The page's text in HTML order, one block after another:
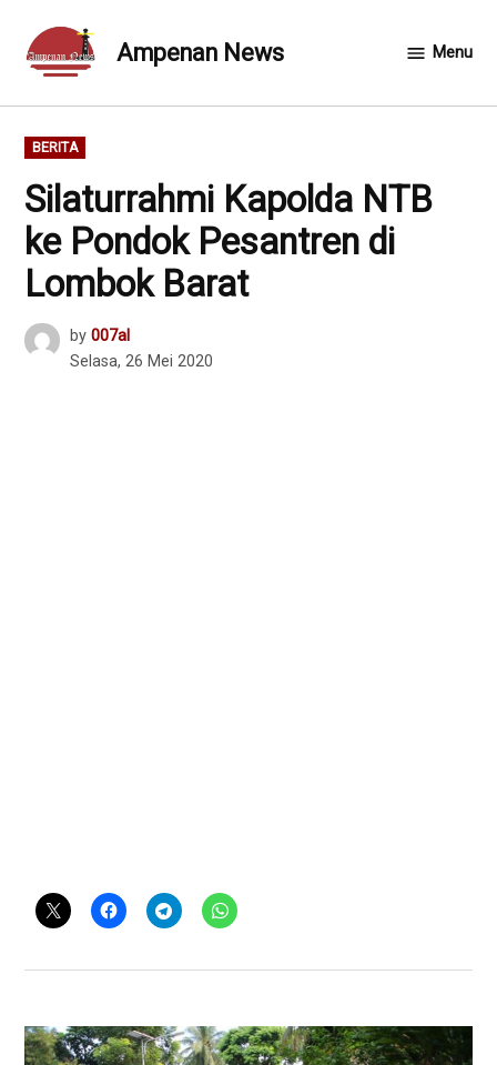
content
Ampenan News Menu
POSTED
IN
BERITA
Silaturrahmi Kapolda NTB
ke Pondok Pesantren di
Lombok Barat
by 007al
Selasa, 26 Mei 2020